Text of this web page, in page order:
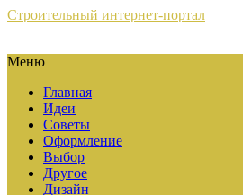
Строительный интернет-портал
Меню
Главная
Идеи
Советы
Оформление
Выбор
Другое
Дизайн